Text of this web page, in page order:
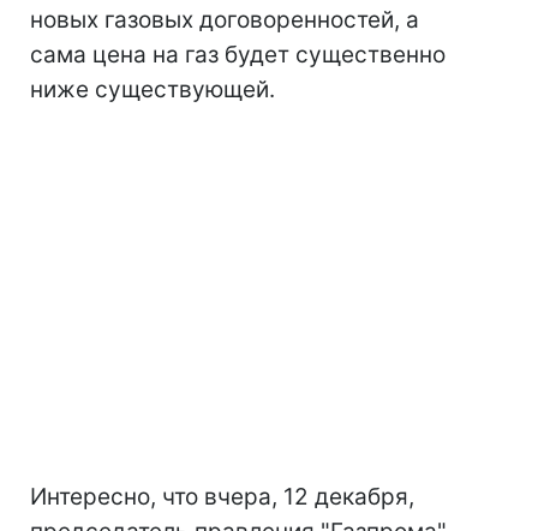
новых газовых договоренностей, а
сама цена на газ будет существенно
ниже существующей.
Интересно, что вчера, 12 декабря,